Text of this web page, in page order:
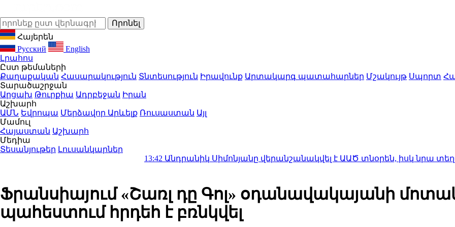
Հայերեն
Русский
English
Լրահոս
Ըստ թեմաների
Քաղաքական Հասարակություն Տնտեսություն Իրավունք Արտակարգ պատահարներ Մշակույթ Սպորտ
Տարածաշրջան
Արցախ Թուրքիա Ադրբեջան Իրան
Աշխարհ
ԱՄՆ Եվրոպա Մերձավոր Արևելք Ռուսաստան Այլ
Մամուլ
Հայաստան Աշխարհ
Մեդիա
Տեսանյութեր Լուսանկարներ
Անդրանիկ Սիմոնյանը վերանշանակվել է ԱԱԾ տնօրեն, իսկ նրա տեղակալ
Ֆրանսիայում «Շառլ դը Գոլ» օդանավակայանի
պահեստում հրդեհ է բռնկվել